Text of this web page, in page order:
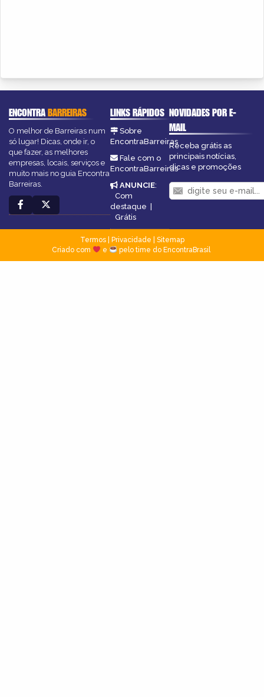
ENCONTRABARREIRAS
O melhor de Barreiras num
só lugar! Dicas, onde ir, o
que fazer, as melhores
empresas, locais, serviços e
muito mais no guia Encontra
Barreiras.
LINKS RÁPIDOS
Sobre
EncontraBarreiras
Fale com o
EncontraBarreiras
ANUNCIE:
Com
destaque
Grátis
NOVIDADES POR E-
MAIL
Receba grátis as
principais notícias,
dicas e promoções
Termos| Privacidade
Sitemap
Criado com
e pelo time do EncontraBrasil